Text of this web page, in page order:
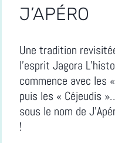
J’APÉRO
Une tradition
l’esprit Jagora
commence avec les
puis les « Céjeudis
sous le nom de
!